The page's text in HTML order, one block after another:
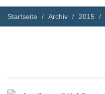
Startseite Archiv 2015